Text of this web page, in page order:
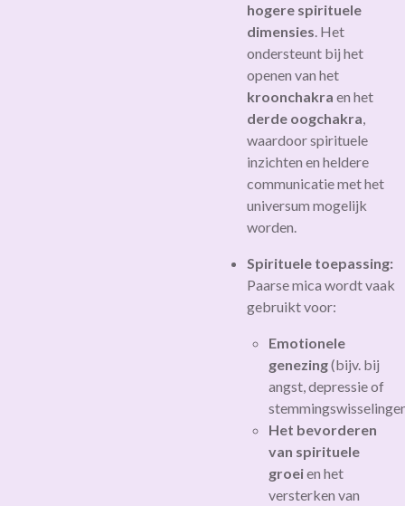
hogere spirituele
dimensies. Het
ondersteunt bij het
openen van het
kroonchakra en het
derde oogchakra,
waardoor spirituele
inzichten en heldere
communicatie met het
universum mogelijk
worden.
Spirituele toepassing:
Paarse mica wordt vaak
gebruikt voor:
Emotionele
genezing(bijv. bij
angst, depressie of
Het bevorderen
van spirituele
groeien het
versterken van